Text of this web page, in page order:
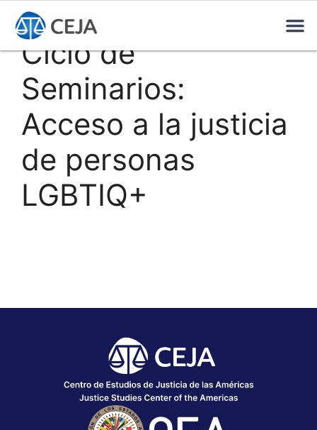
Ciclo de
Seminarios:
Acceso a la justicia
de personas
LGBTIQ+